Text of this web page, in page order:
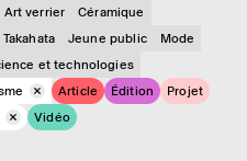
Art verrier
Céramique
Takahata Jeune public
Mode
et technologies
Article Édition
Projet
Vidéo